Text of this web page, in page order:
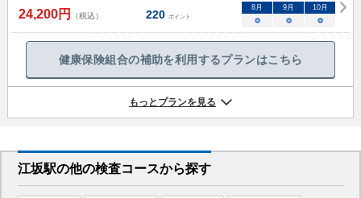
24,200円 （税込） 220 ポイント
8 月 9 月 10月
○ ○ ○
健康保険組合の補助を利用するプランはこちら
もっとプランを見る
江坂駅の他の検査コースから探す